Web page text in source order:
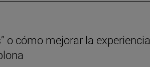
o cómo mejorar la